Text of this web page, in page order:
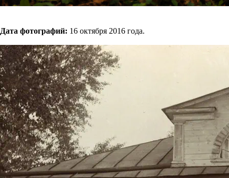
Дата фотографий: 16 октября 2016 года.